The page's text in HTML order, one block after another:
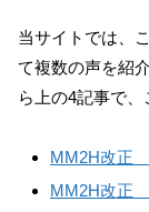
当サイトでは、
て複数の声を紹
ら上の4記事で、
MM2H改正
MM2H改正